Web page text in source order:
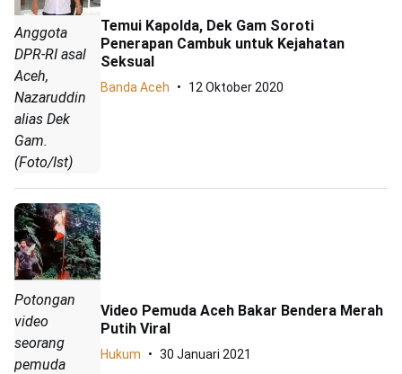
Anggota
DPR-RI asal
Aceh,
Nazaruddin
alias Dek
Gam.
(Foto/Ist)
Temui Kapolda, Dek Gam Soroti
Penerapan Cambuk untuk Kejahatan
Seksual
Banda Aceh 12 Oktober 2020
Potongan
video
seorang
pemuda
Video Pemuda Aceh Bakar Bendera Merah
Putih Viral
Hukum 30 Januari 2021